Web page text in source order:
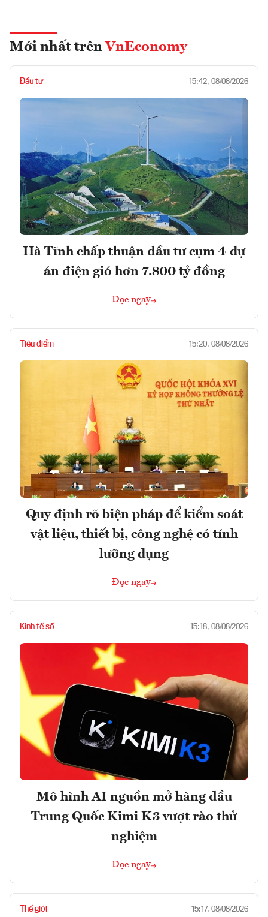
Mới nhất trên VnEconomy
Đầu tư 15:42, 08/08/2026
Hà Tĩnh chấp thuận đầu tư cụm 4 dự
án điện gió hơn 7.800 tỷ đồng
Đọc ngay
Tiêu điểm 15:20, 08/08/2026
Quy định rõ biện pháp để kiểm soát
vật liệu, thiết bị, công nghệ có tính
lưỡng dụng
Đọc ngay
Kinh tế số 15:18, 08/08/2026
Mô hình AI nguồn mở hàng đầu
Trung Quốc Kimi K3 vượt rào thử
nghiệm
Đọc ngay
Thế giới 15:17, 08/08/2026